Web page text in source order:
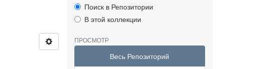
Поиск в Репозитории
В этой коллекции
ПРОСМОТР
Весь Репозиторий